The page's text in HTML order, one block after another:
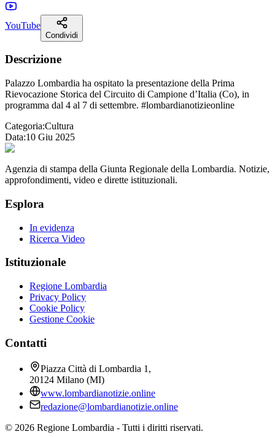
YouTube
Condividi
Descrizione
Palazzo Lombardia ha ospitato la presentazione della Prima
Rievocazione Storica del Circuito di Campione d’Italia (Co), in
programma dal 4 al 7 di settembre. #lombardianotizieonline
Categoria:Cultura
Data:10 Giu 2025
Agenzia di stampa della Giunta Regionale della Lombardia. Notizie,
approfondimenti, video e dirette istituzionali.
Esplora
In evidenza
Ricerca Video
Istituzionale
Regione Lombardia
Privacy Policy
Cookie Policy
Gestione Cookie
Contatti
Piazza Città di Lombardia 1,
20124 Milano (MI)
www.lombardianotizie.online
redazione@lombardianotizie.online
© 2026 Regione Lombardia - Tutti i diritti riservati.